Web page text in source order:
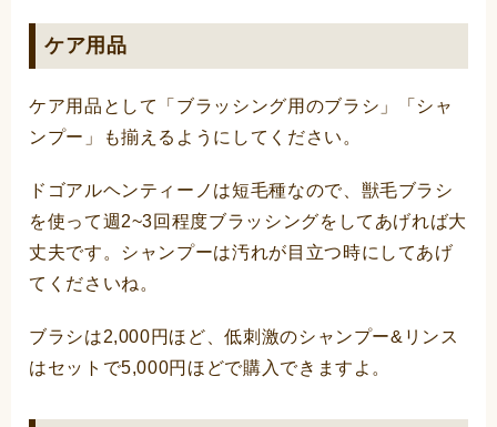
ケア用品
ケア用品として「ブラッシング用のブラシ」「シャ
ンプー」も揃えるようにしてください。
ドゴアルヘンティーノは短毛種なので、獣毛ブラシ
を使って週2~3回程度ブラッシングをしてあげれば大
丈夫です。シャンプーは汚れが目立つ時にしてあげ
てくださいね。
ブラシは2,000円ほど、低刺激のシャンプー&リンス
はセットで5,000円ほどで購入できますよ。